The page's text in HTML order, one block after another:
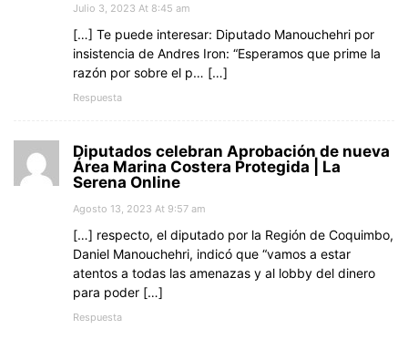
Julio 3, 2023 At 8:45 am
[…] Te puede interesar: Diputado Manouchehri por
insistencia de Andres Iron: “Esperamos que prime la
razón por sobre el p… […]
Respuesta
Diputados celebran Aprobación de nueva
Área Marina Costera Protegida | La
Serena Online
Agosto 13, 2023 At 9:57 am
[…] respecto, el diputado por la Región de Coquimbo,
Daniel Manouchehri, indicó que “vamos a estar
atentos a todas las amenazas y al lobby del dinero
para poder […]
Respuesta